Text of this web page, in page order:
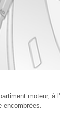
moteur, à
encombrées.